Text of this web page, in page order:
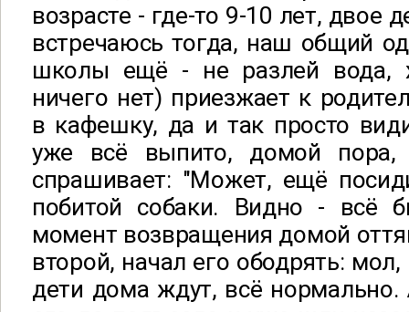
возрасте - где-то 9-10 лет, двое
встречаюсь тогда, наш общий
школы ещё - не разлей вода,
ничего нет) приезжает к
в кафешку, да и так просто
уже всё выпито, домой
спрашивает: "Может, ещё
побитой собаки. Видно - всё
момент возвращения домой
второй, начал его ободрять:
дети дома ждут, всё нормально.